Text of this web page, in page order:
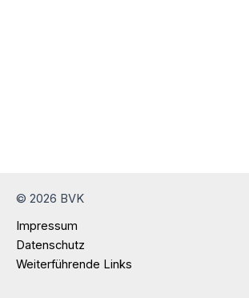
© 2026 BVK
Impressum
Datenschutz
Weiterführende Links